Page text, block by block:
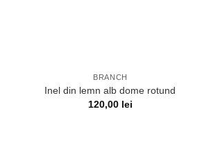
BRANCH
Inel din lemn alb dome rotund
120,00 lei